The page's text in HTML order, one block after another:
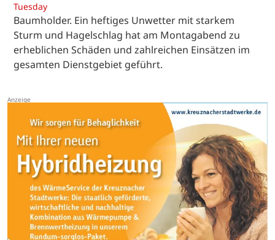
Tuesday
Baumholder. Ein heftiges Unwetter mit starkem
Sturm und Hagelschlag hat am Montagabend zu
erheblichen Schäden und zahlreichen Einsätzen im
gesamten Dienstgebiet geführt.